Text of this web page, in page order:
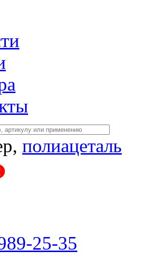
полиацеталь
25-35